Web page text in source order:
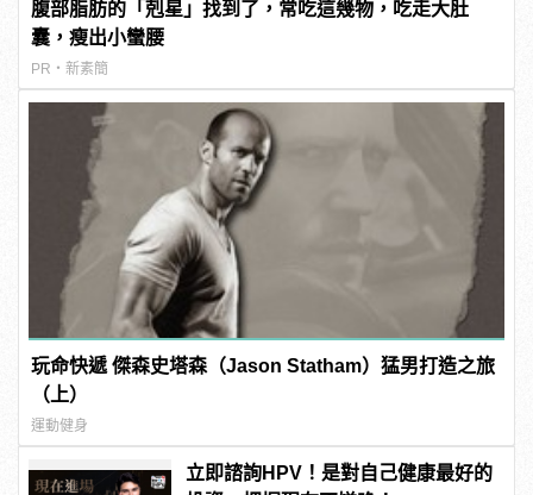
腹部脂肪的「剋星」找到了，常吃這幾物，吃走大肚
囊，瘦出小蠻腰
PR・新素簡
玩命快遞 傑森史塔森（Jason Statham）猛男打造之旅
（上）
運動健身
立即諮詢HPV！是對自己健康最好的